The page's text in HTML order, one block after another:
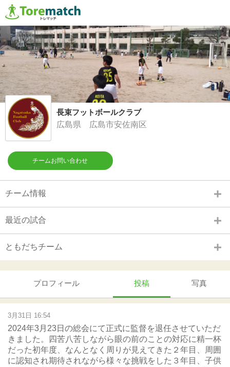
長束フットボールクラブ
広島県 広島市安佐南区
チームお問い合わせ
チーム情報
最近の試合
ともだちチーム
プロフィール 投稿 写真
3月31日 16:54
2024年3月23日の総会にて正式に監督を退任させていただ
きました。四苦八苦しながら眼の前のことの対応に精一杯
だった初年度、なんとなく周りが見えてきた２年目、周囲
に認知され期待されながら様々な挑戦をした３年目、子供